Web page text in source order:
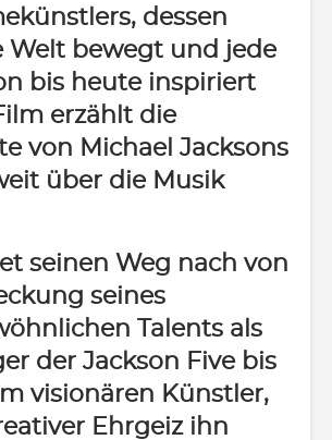
dessen
Welt bewegt und jede
bis heute inspiriert
erzählt die
von Michael Jacksons
über die Musik
seinen Weg nach von
seines
Talents als
der Jackson Five bis
visionären Künstler,
Ehrgeiz ihn